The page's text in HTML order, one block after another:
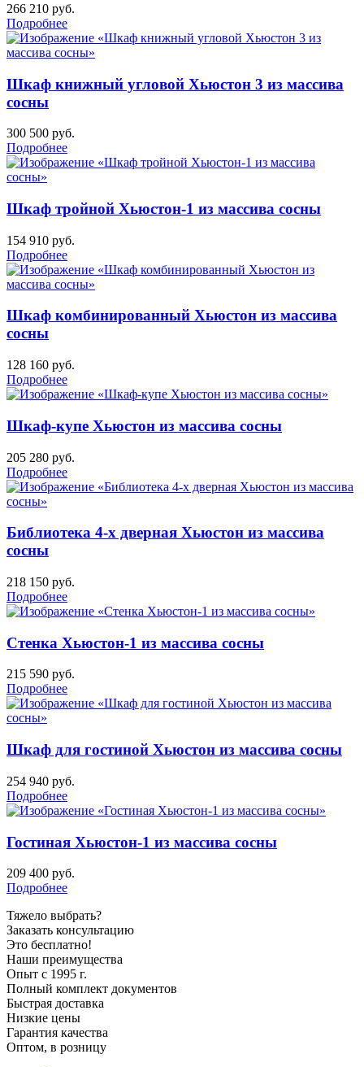
266 210 руб.
Подробнее
Шкаф книжный угловой Хьюстон 3 из массива
сосны
300 500 руб.
Подробнее
Шкаф тройной Хьюстон-1 из массива сосны
154 910 руб.
Подробнее
Шкаф комбинированный Хьюстон из массива
сосны
128 160 руб.
Подробнее
Шкаф-купе Хьюстон из массива сосны
205 280 руб.
Подробнее
Библиотека 4-х дверная Хьюстон из массива
сосны
218 150 руб.
Подробнее
Стенка Хьюстон-1 из массива сосны
215 590 руб.
Подробнее
Шкаф для гостиной Хьюстон из массива сосны
254 940 руб.
Подробнее
Гостиная Хьюстон-1 из массива сосны
209 400 руб.
Подробнее
Тяжело выбрать?
Заказать консультацию
Это бесплатно!
Наши преимущества
Опыт с 1995 г.
Полный комплект документов
Быстрая доставка
Низкие цены
Гарантия качества
Оптом, в розницу